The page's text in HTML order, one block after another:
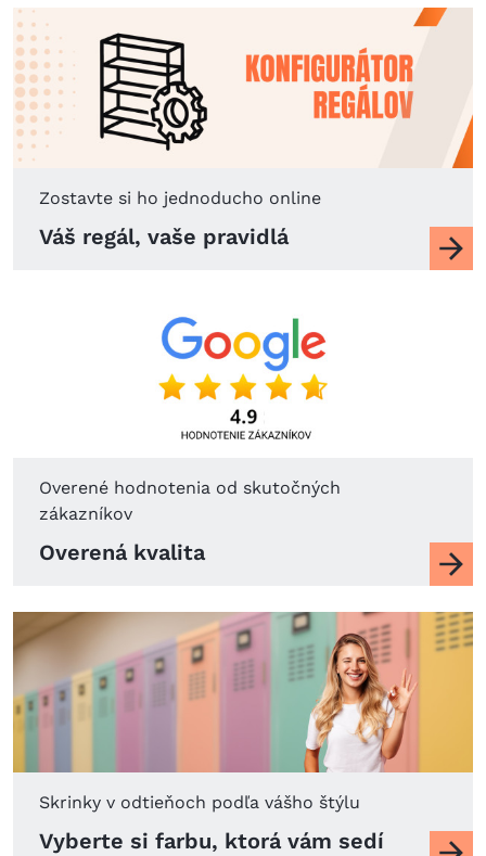
Zostavte si ho jednoducho online
Názov
Váš regál, vaše pravidlá
Overené hodnotenia od skutočných
zákazníkov
Názov
Overená kvalita
Skrinky v odtieňoch podľa vášho štýlu
Názov
Vyberte si farbu, ktorá vám sedí